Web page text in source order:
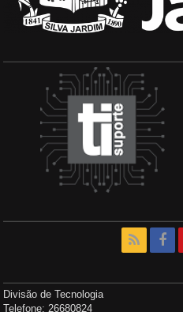
Divisão de Tecnologia
Telefone: 26680824